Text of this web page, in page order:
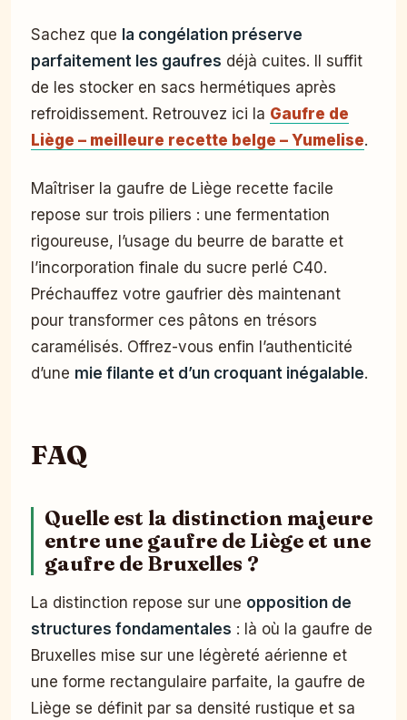
Sachez que la congélation préserve
parfaitement les gaufres déjà cuites. Il suffit
de les stocker en sacs hermétiques après
refroidissement. Retrouvez ici la Gaufre de
Liège – meilleure recette belge – Yumelise.
Maîtriser la gaufre de Liège recette facile
repose sur trois piliers : une fermentation
rigoureuse, l’usage du beurre de baratte et
l’incorporation finale du sucre perlé C40.
Préchauffez votre gaufrier dès maintenant
pour transformer ces pâtons en trésors
caramélisés. Offrez-vous enfin l’authenticité
d’une mie filante et d’un croquant inégalable.
FAQ
Quelle est la distinction majeure
entre une gaufre de Liège et une
gaufre de Bruxelles ?
La distinction repose sur une opposition de
structures fondamentales : là où la gaufre de
Bruxelles mise sur une légèreté aérienne et
une forme rectangulaire parfaite, la gaufre de
Liège se définit par sa densité rustique et sa